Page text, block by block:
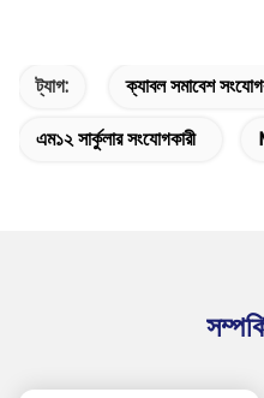
ট্যাগ:
ক্যাবল সমাবেশ
এম১২ সার্কুলার সংযোগকারী